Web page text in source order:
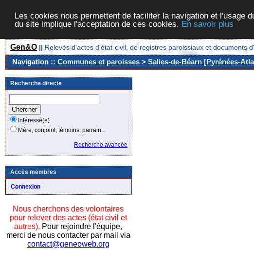
Les cookies nous permettent de faciliter la navigation et l'usage
du site implique l'acceptation de ces cookies. En savoir plus
Gen&O || Relevés d'actes d'état-civil, de registres paroissiaux et documents
Navigation :: Communes et paroisses > Salies-de-Béarn [Pyrénées-
Recherche directe
Intéressé(e)
Mère, conjoint, témoins, parrain...
Recherche avancée
Accès membres
Connexion
Nous cherchons des volontaires
pour relever des actes (état civil et
autres). Pour rejoindre l'équipe,
merci de nous contacter par mail via
contact@geneoweb.org